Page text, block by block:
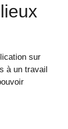
sur
à un travail